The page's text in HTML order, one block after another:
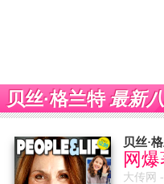
贝丝·格兰特 最新
贝丝·
网
大传网 -